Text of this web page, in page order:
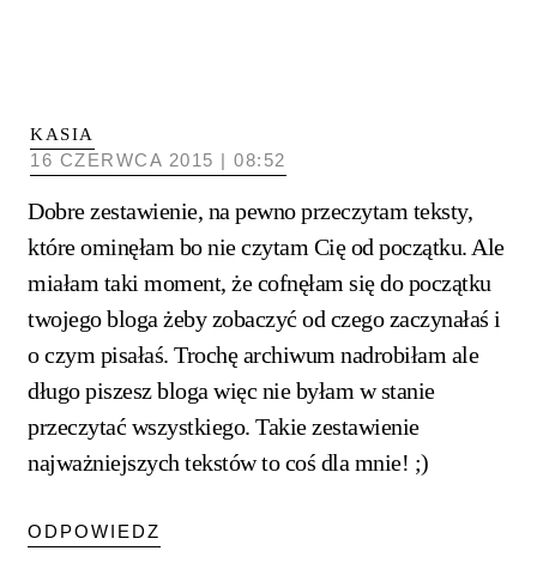
KASIA
16 CZERWCA 2015 | 08:52
Dobre zestawienie, na pewno przeczytam teksty,
które ominęłam bo nie czytam Cię od początku. Ale
miałam taki moment, że cofnęłam się do początku
twojego bloga żeby zobaczyć od czego zaczynałaś i
o czym pisałaś. Trochę archiwum nadrobiłam ale
długo piszesz bloga więc nie byłam w stanie
przeczytać wszystkiego. Takie zestawienie
najważniejszych tekstów to coś dla mnie! ;)
ODPOWIEDZ